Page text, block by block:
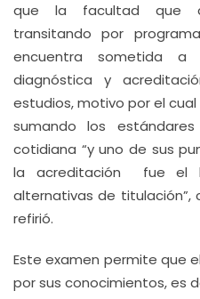
que la facultad que
transitando por
encuentra sometida a
diagnóstica y
estudios, motivo por el
sumando los
cotidiana “y uno de sus
la acreditación fue el
alternativas de titulación”,
refirió.
Este examen permite que
por sus conocimientos, es